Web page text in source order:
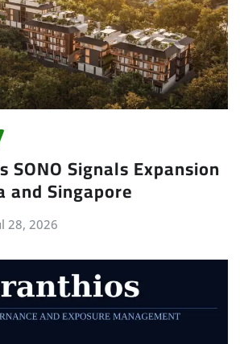
SONO Signals Expansion
Singapore
28, 2026